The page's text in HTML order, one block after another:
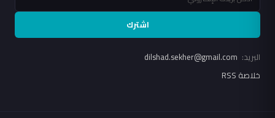
اشترك
البريد:
خلاصة RSS